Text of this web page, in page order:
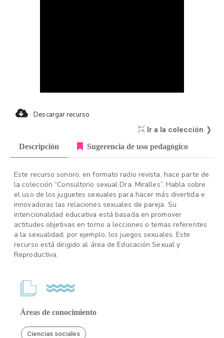
Descargar recurso
Ir a la colección ❭
Descripción Sugerencia de uso pedagógico
Este recurso sonoro, en formato radio revista, hace parte de
la colección “Consultorio sexual Dra. Miralles”. Habla sobre
el uso de los juguetes sexuales para hacer más divertida e
innovadoras las relaciones sexuales de pareja. Su
intencionalidad educativa está basada en promover
actitudes objetivas en torno a lecciones o temas referentes
a la sexualidad; por ejemplo, los juegos sexuales. Este
recurso está dirigido al área de Educación Sexual y
Reproductiva.
Áreas de conocimiento
Ciencias sociales